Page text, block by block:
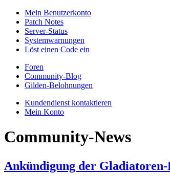
Mein Benutzerkonto
Patch Notes
Server-Status
Systemwarnungen
Löst einen Code ein
Foren
Community-Blog
Gilden-Belohnungen
Kundendienst kontaktieren
Mein Konto
Community-News
Ankündigung der Gladiatoren-